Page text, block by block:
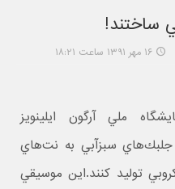
ساختند!
۱۶ مهر ۱۳۹۱ ساعت ۱۸:۲۱
ملي آرگون ايلينويز
جلبك‌هاي سبزآبي به نت‌هاي
توليد كنند.اين موسيقي